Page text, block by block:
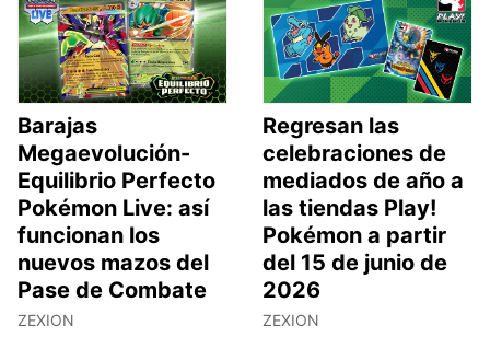
Barajas
Megaevolución-
Equilibrio Perfecto
Pokémon Live: así
funcionan los
nuevos mazos del
Pase de Combate
ZEXION
Regresan las
celebraciones de
mediados de año a
las tiendas Play!
Pokémon a partir
del 15 de junio de
2026
ZEXION